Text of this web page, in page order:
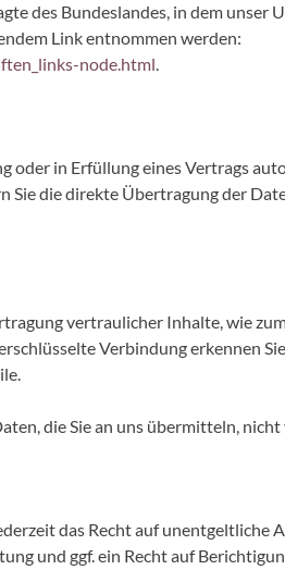
des Bundeslandes, in dem unser
Link entnommen werden:
node.html.
oder in Erfüllung eines Vertrags
Sie die direkte Übertragung der
vertraulicher Inhalte, wie
Verbindung erkennen
die Sie an uns übermitteln,
das Recht auf
und ggf. ein Recht auf